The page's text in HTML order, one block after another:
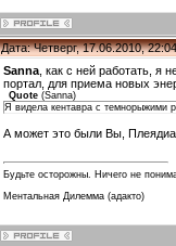
Дата: Четверг, 17.06.2010,
Sanna , как с ней работать, я
портал, для приема новых
Quote (Sanna)
Я видела кентавра с темнорыжими
А может это были Вы,
Будьте осторожны. Ничего не
Ментальная Дилемма (адакто)